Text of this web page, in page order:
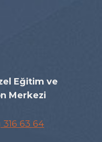
Eğitim ve
Merkezi
316 63 64